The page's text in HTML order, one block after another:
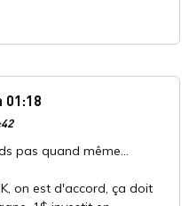
01:18
pas quand même...
on est d'accord, ça doit